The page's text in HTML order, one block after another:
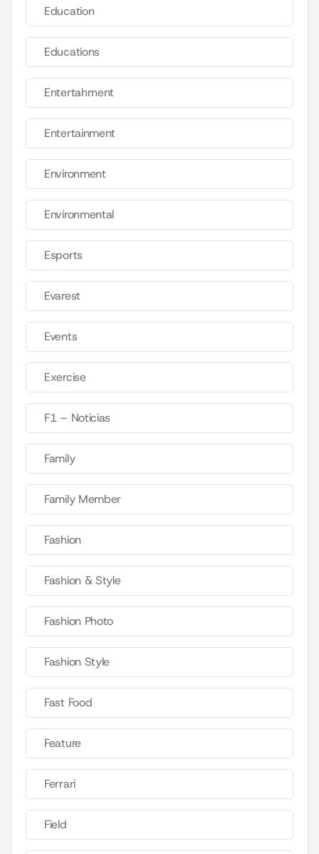
Education
Educations
Entertahrnent
Entertainment
Environment
Environmental
Esports
Evarest
Events
Exercise
F1 – Noticias
Family
Family Member
Fashion
Fashion & Style
Fashion Photo
Fashion Style
Fast Food
Feature
Ferrari
Field